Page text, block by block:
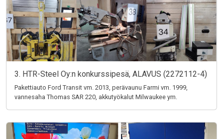
3. HTR-Steel Oy:n konkurssipesä, ALAVUS (2272112-4)
Pakettiauto Ford Transit vm. 2013, perävaunu Farmi vm. 1999,
vannesaha Thomas SAR 220, akkutyökalut Milwaukee ym.